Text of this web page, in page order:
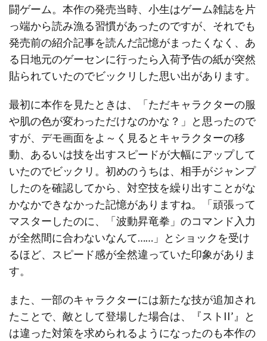
闘ゲーム。本作の発売当時、小生はゲーム雑誌を片
っ端から読み漁る習慣があったのですが、それでも
発売前の紹介記事を読んだ記憶がまったくなく、あ
る日地元のゲーセンに行ったら入荷予告の紙が突然
貼られていたのでビックリした思い出があります。
最初に本作を見たときは、「ただキャラクターの服
や肌の色が変わっただけなのかな？」と思ったので
すが、デモ画面をよ～く見るとキャラクターの移
動、あるいは技を出すスピードが大幅にアップして
いたのでビックリ。初めのうちは、相手がジャンプ
したのを確認してから、対空技を繰り出すことがな
かなかできなかった記憶がありますね。「頑張って
マスターしたのに、「波動昇竜拳」のコマンド入力
が全然間に合わないなんて……」とショックを受け
るほど、スピード感が全然違っていた印象がありま
す。
また、一部のキャラクターには新たな技が追加され
たことで、敵として登場した場合は、『ストII’』と
は違った対策を求められるようになったのも本作の